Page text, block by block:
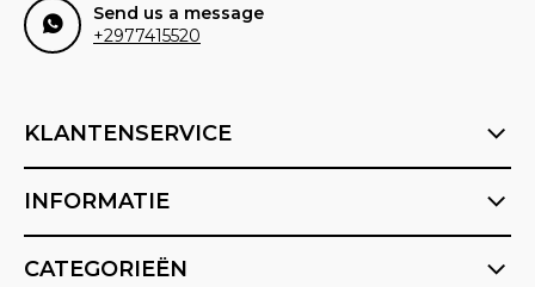
Send us a message
+2977415520
KLANTENSERVICE
INFORMATIE
CATEGORIEËN